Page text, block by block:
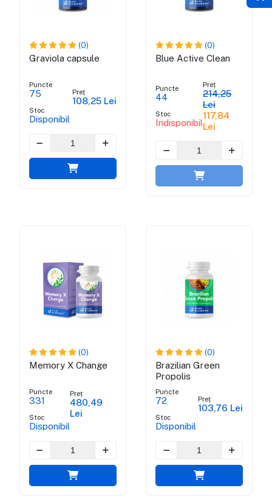
(0)
Graviola capsule
Puncte
75
Stoc
Disponibil
Preț
108,25 Lei
(0)
Blue Active Clean
Puncte
44
Stoc
Indisponibil
Preț
214,25
Lei
117,84
Lei
(0)
Memory X Change
Puncte
331
Stoc
Disponibil
Preț
480,49
Lei
(0)
Brazilian Green
Propolis
Puncte
72
Stoc
Disponibil
Preț
103,76 Lei